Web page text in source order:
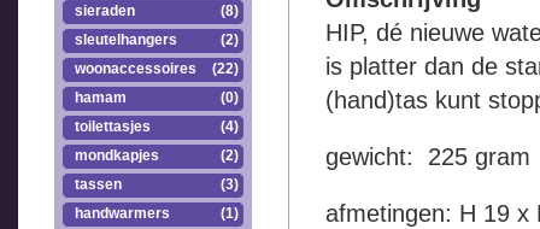
sieraden
(8)
sleutelhangers
(2)
woonaccessoires
(22)
hamam
(0)
toilettasjes
(4)
mondkapjes
(2)
tassen
(3)
handwarmers
(1)
HIP, dé nieuwe
is platter dan de
(hand)tas kunt
gewicht: 225
afmetingen: H 19 x